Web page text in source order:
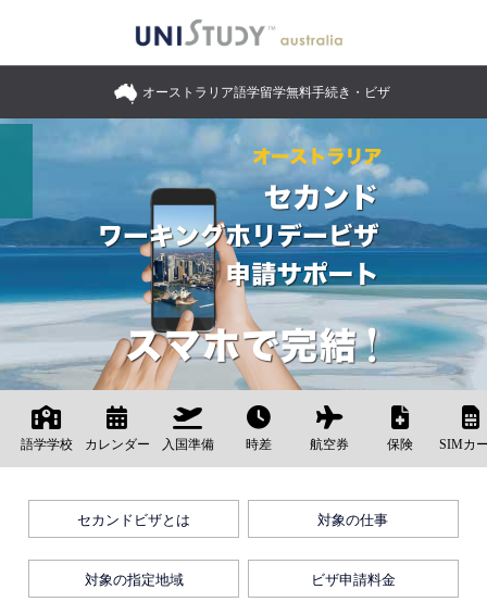
オーストラリア語学留学無料手続き・ビザ
語学学校 カレンダー 入国準備 時差 航空券 保険 SIMカ
セカンドビザとは 対象の仕事
対象の指定地域 ビザ申請料金